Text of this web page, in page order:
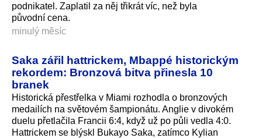
podnikatel. Zaplatil za něj třikrát víc, než byla
původní cena.
minulý měsíc
Saka zářil hattrickem, Mbappé historickým
rekordem: Bronzová bitva přinesla 10
branek
Historická přestřelka v Miami rozhodla o bronzových
medailích na světovém šampionátu. Anglie v divokém
duelu přetlačila Francii 6:4, když už po půli vedla 4:0.
Hattrickem se blýskl Bukayo Saka, zatímco Kylian